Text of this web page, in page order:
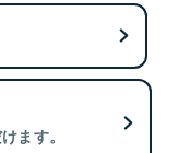
ます。